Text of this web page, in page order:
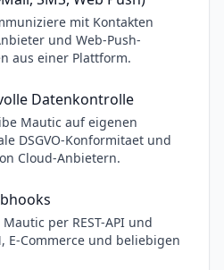
mit Kontakten
und Web-Push-
aus einer Plattform.
Datenkontrolle
Mautic auf eigenen
DSGVO-Konformitaet und
Cloud-Anbietern.
Mautic per REST-API und
E-Commerce und beliebigen